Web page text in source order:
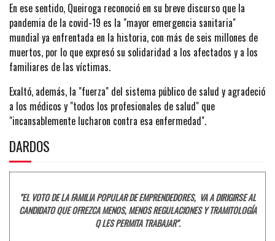
En ese sentido, Queiroga reconoció en su breve discurso que la
pandemia de la covid-19 es la "mayor emergencia sanitaria"
mundial ya enfrentada en la historia, con más de seis millones de
muertos, por lo que expresó su solidaridad a los afectados y a los
familiares de las víctimas.
Exaltó, además, la "fuerza" del sistema público de salud y agradeció
a los médicos y "todos los profesionales de salud" que
"incansablemente lucharon contra esa enfermedad".
DARDOS
"EL VOTO DE LA FAMILIA POPULAR DE EMPRENDEDORES, VA A DIRIGIRSE AL
CANDIDATO QUE OFREZCA MENOS, MENOS REGULACIONES Y TRAMITOLOGÍA
Q LES PERMITA TRABAJAR".